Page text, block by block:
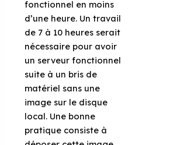
fonctionnel en moins
d’une heure. Un travail
de 7 à 10 heures serait
nécessaire pour avoir
un serveur fonctionnel
suite à un bris de
matériel sans une
image sur le disque
local. Une bonne
pratique consiste à